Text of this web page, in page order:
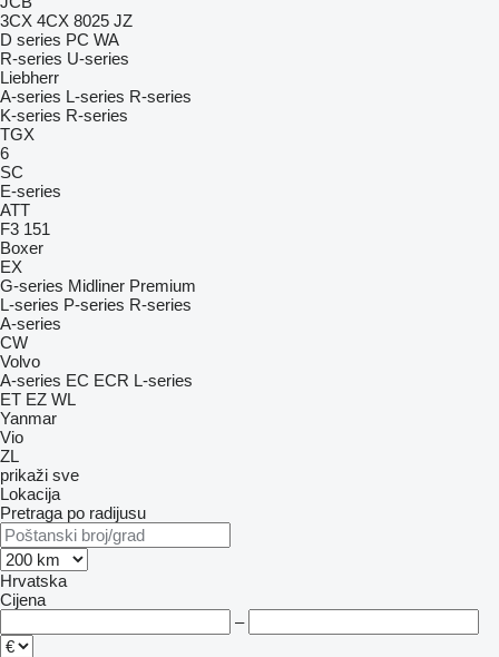
3CX 4CX 8025 JZ
D series PC WA
R-series U-series
Liebherr
A-series L-series R-series
K-series R-series
TGX
6
SC
E-series
ATT
F3 151
Boxer
EX
G-series Midliner Premium
L-series P-series R-series
A-series
CW
Volvo
A-series EC ECR L-series
ET EZ WL
Yanmar
Vio
ZL
prikaži sve
Lokacija
Pretraga po radijusu
Hrvatska
Cijena
–